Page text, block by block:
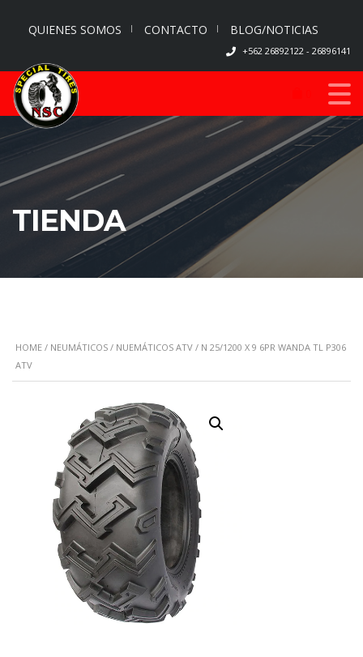
QUIENES SOMOS CONTACTO BLOG/NOTICIAS
+562 26892122 - 26896141
TIENDA
HOME / NEUMÁTICOS / NUEMÁTICOS ATV / N 25/1200 X 9 6PR WANDA TL P306
ATV